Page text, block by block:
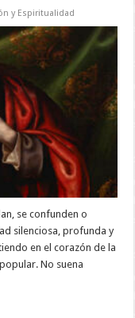
y Espiritualidad
se confunden o
silenciosa, profunda y
en el corazón de la
No suena